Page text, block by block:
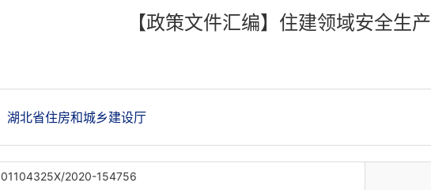
【政策文件汇编】住建领域安全生产
湖北省住房和城乡建设厅
01104325X/2020-154756